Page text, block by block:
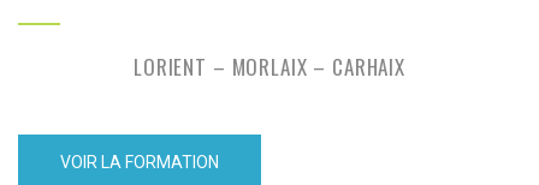
LORIENT – MORLAIX – CARHAIX
VOIR LA FORMATION